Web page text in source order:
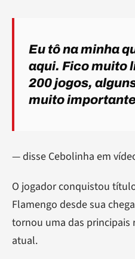
Eu tô na minha
aqui. Fico muito
200 jogos,
muito
— disse Cebolinha em
O jogador conquistou
Flamengo desde sua
tornou uma das principais
atual.